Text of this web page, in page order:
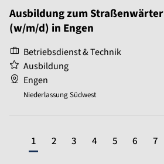
Ausbildung zum Straßenwärter
(w/m/d) in Engen
Betriebsdienst & Technik
Ausbildung
Engen
Niederlassung Südwest
1 2 3 4 5 6 7